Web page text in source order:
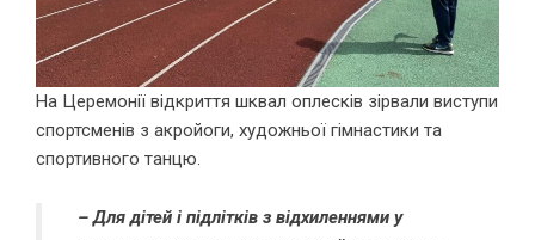
На Церемонії відкриття шквал оплесків зірвали виступи
спортсменів з акройоги, художньої гімнастики та
спортивного танцю.
– Для дітей і підлітків з відхиленнями у